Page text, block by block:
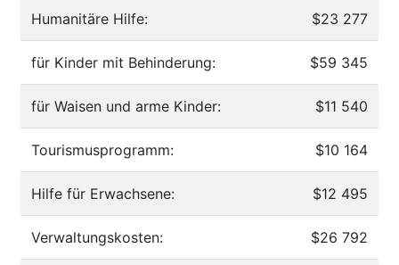
Humanitäre Hilfe: $23 277
für Kinder mit Behinderung: $59 345
für Waisen und arme Kinder: $11 540
Tourismusprogramm: $10 164
Hilfe für Erwachsene: $12 495
Verwaltungskosten: $26 792